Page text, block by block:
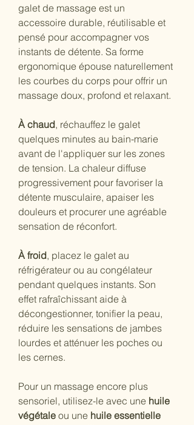
galet de massage est un
accessoire durable, réutilisable et
pensé pour accompagner vos
instants de détente. Sa forme
ergonomique épouse naturellement
les courbes du corps pour offrir un
massage doux, profond et relaxant.
À chaud, réchauffez le galet
quelques minutes au bain-marie
avant de l'appliquer sur les zones
de tension. La chaleur diffuse
progressivement pour favoriser la
détente musculaire, apaiser les
douleurs et procurer une agréable
sensation de réconfort.
À froid, placez le galet au
réfrigérateur ou au congélateur
pendant quelques instants. Son
effet rafraîchissant aide à
décongestionner, tonifier la peau,
réduire les sensations de jambes
lourdes et atténuer les poches ou
les cernes.
Pour un massage encore plus
sensoriel, utilisez-le avec une huile
végétale ou une huile essentielle